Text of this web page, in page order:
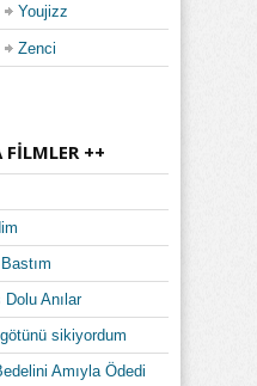
Youjizz
Zenci
FILMLER ++
Anılar
sikiyordum
Amıyla Ödedi